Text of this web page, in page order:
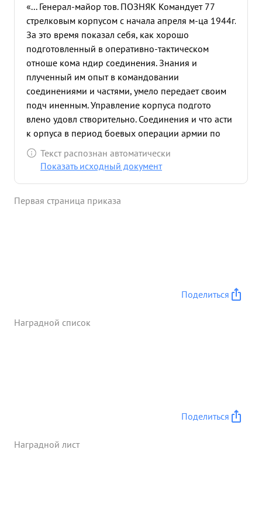
«... Генерал-майор тов. ПОЗНЯК Командует 77
стрелковым корпусом с начала апреля м-ца 1944г.
За это время показал себя, как хорошо
подготовленный в оперативно-тактическом
отноше кома ндир соединения. Знания и
плученный им опыт в командовании
соединениями и частями, умело передает своим
подч иненным. Управление корпуса подгото
влено удовл створительно. Соединения и что асти
к орпуса в период боевых операции армии по
прорыву обороны немцев 3 ападнее г. КОВЕЛЬ и
по форсирован что р. Западный БУК,Постав
Авторитетен среди личного состава корпу са За
Текст распознан автоматически
Показать исходный документ
Первая страница приказа
Поделиться
Наградной список
Поделиться
Наградной лист